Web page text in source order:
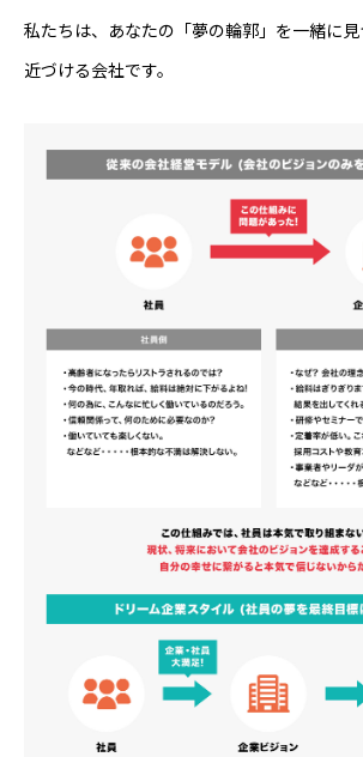
私たちは、あなたの「夢の輪郭」を一緒に
近づける会社です。